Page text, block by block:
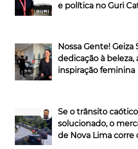
e política no Guri
Nossa Gente! Geiza
dedicação à
inspiração feminina
Se o trânsito
solucionado, o
de Nova Lima corre